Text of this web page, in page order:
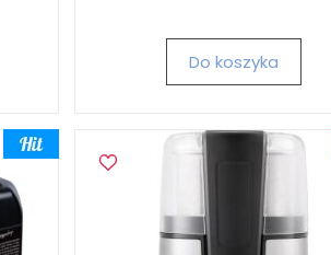
Do koszyka